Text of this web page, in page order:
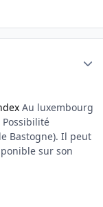
Au luxembourg
Bastogne). Il peut
sur son